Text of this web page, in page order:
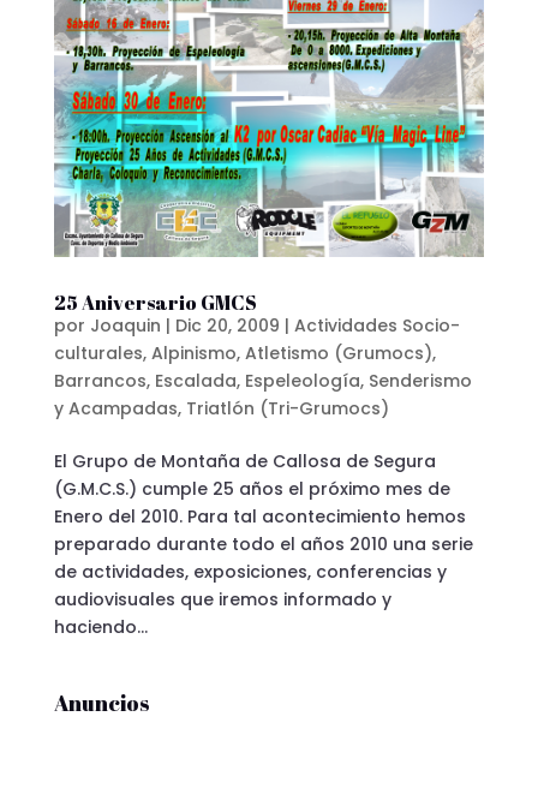
25 Aniversario GMCS
por Joaquin | Dic 20, 2009 | Actividades Socio-
culturales, Alpinismo, Atletismo (Grumocs),
Barrancos, Escalada, Espeleología, Senderismo
y Acampadas, Triatlón (Tri-Grumocs)
El Grupo de Montaña de Callosa de Segura
(G.M.C.S.) cumple 25 años el próximo mes de
Enero del 2010. Para tal acontecimiento hemos
preparado durante todo el años 2010 una serie
de actividades, exposiciones, conferencias y
audiovisuales que iremos informado y
haciendo...
Anuncios